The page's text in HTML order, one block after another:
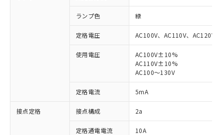
ランプ色 緑
定格電圧 AC100V、AC110V、AC120V
使用電圧
AC100V±10%
AC110V±10%
AC100～130V
定格電流 5mA
接点定格 接点構成 2a
定格通電電流 10A
ご利用条件
対応済み：EU RoHS指令（10物質）の
非含有に対応した製品が提供可能な商品で
対応予定：EU RoHS指令（10物質）の非含
有に対応した製品に切り替える予定のある